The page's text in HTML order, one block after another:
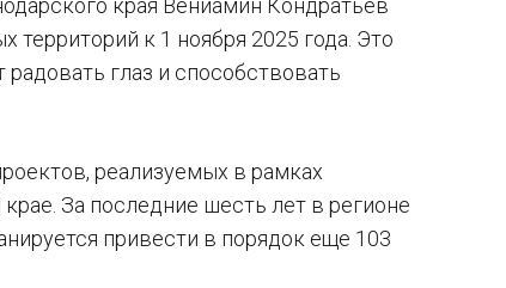
края Вениамин Кондратьев
территорий к 1 ноября 2025 года. Это
глаз и способствовать
реализуемых в рамках
За последние шесть лет в регионе
привести в порядок еще 103